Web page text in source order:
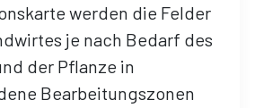
werden die Felder
je nach Bedarf des
der Pflanze in
Bearbeitungszonen